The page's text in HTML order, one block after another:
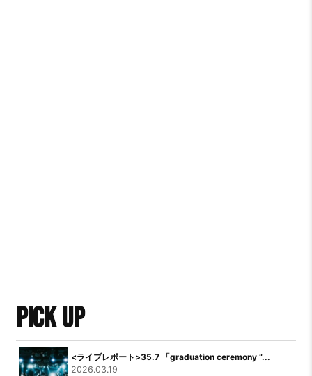
PICK UP
<ライブレポート>35.7 「graduation ceremony “...
2026.03.19